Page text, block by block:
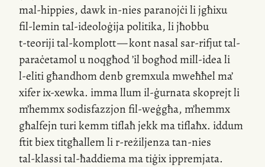
mal-hippies, dawkin-nies paranojċi li jgħixu
fil-lemintal-ideoloġija politika, li jħobbu
t-teorijital-komplott — kont nasalsar-rifjuttal-
paraċetamol u noqgħod ’il bogħodmill-ideali
l-elitigħandhom denb gremxula mweħħel ma’
xiferix-xewka. imma llumil-ġurnataskoprejt li
m’hemmx sodisfazzjon fil-weġgħa, m’hemmx
għalfejn turi kemm tiflaħ jekk ma tiflaħx. iddum
ftit biex titgħallem lir-reżiljenzatan-nies
tal-klassital-ħaddiema ma tiġix ippremjata.